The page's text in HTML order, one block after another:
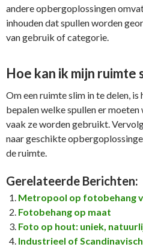
andere opbergoplossingen
inhouden dat spullen worden
van gebruik of categorie.
Hoe kan ik mijn ruimte
Om een ruimte slim in te delen,
bepalen welke spullen er
vaak ze worden gebruikt.
naar geschikte
de ruimte.
Gerelateerde Berichten:
Metropool op fotobehang
Fotobehang op maat
Foto op hout: uniek,
Industrieel of